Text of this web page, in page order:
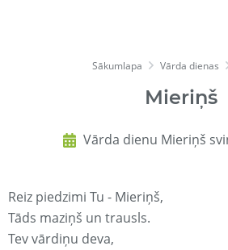
Sākumlapa Vārda dienas
Mieriņš
Vārda dienu Mieriņš
Reiz piedzimi Tu - Mieriņš,
Tāds maziņš un trausls.
Tev vārdiņu deva,